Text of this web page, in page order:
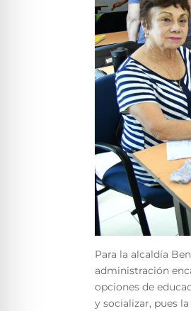
Para la alcaldía
administración
opciones de
y socializar, pues